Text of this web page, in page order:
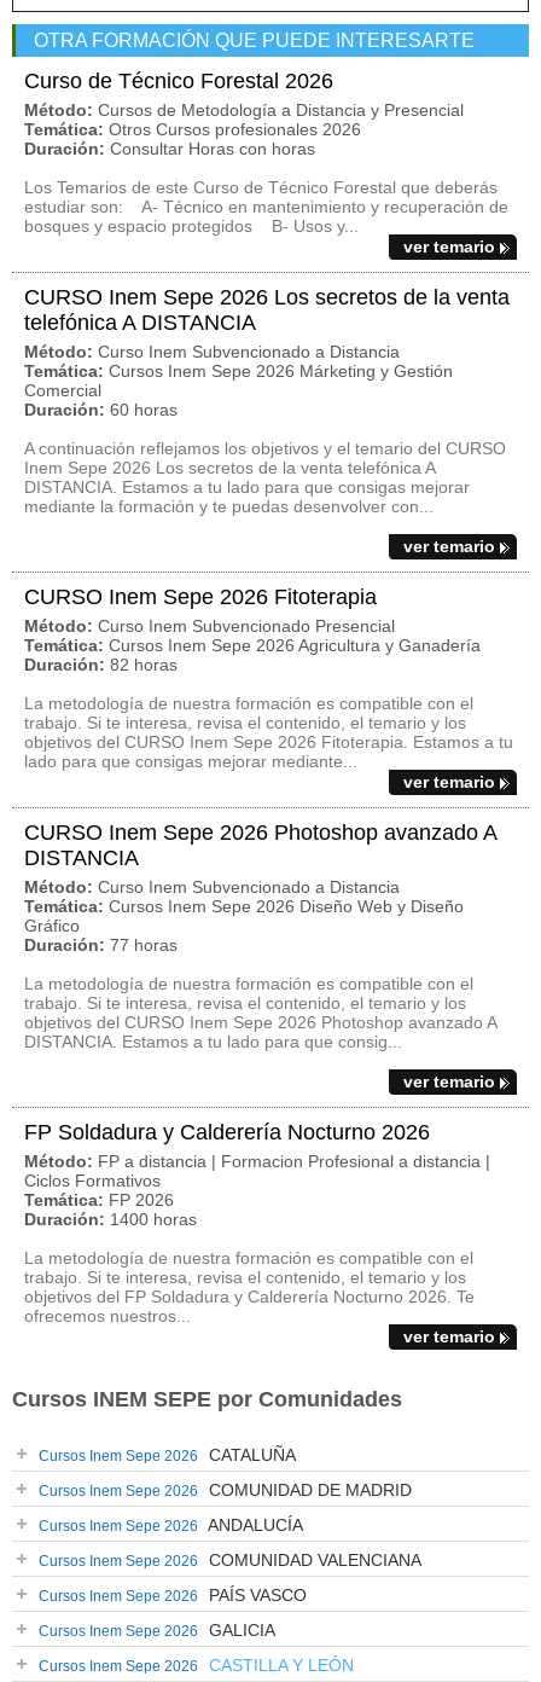
OTRA FORMACIÓN QUE PUEDE INTERESARTE
Curso de Técnico Forestal 2026
Método: Cursos de Metodología a Distancia y Presencial
Temática: Otros Cursos profesionales 2026
Duración: Consultar Horas con horas
Los Temarios de este Curso de Técnico Forestal que deberás
estudiar son: A- Técnico en mantenimiento y recuperación de
bosques y espacio protegidos B- Usos y...
ver temario
CURSO Inem Sepe 2026 Los secretos de la venta
telefónica A DISTANCIA
Método: Curso Inem Subvencionado a Distancia
Temática: Cursos Inem Sepe 2026 Márketing y Gestión
Comercial
Duración: 60 horas
A continuación reflejamos los objetivos y el temario del CURSO
Inem Sepe 2026 Los secretos de la venta telefónica A
DISTANCIA. Estamos a tu lado para que consigas mejorar
mediante la formación y te puedas desenvolver con...
ver temario
CURSO Inem Sepe 2026 Fitoterapia
Método: Curso Inem Subvencionado Presencial
Temática: Cursos Inem Sepe 2026 Agricultura y Ganadería
Duración: 82 horas
La metodología de nuestra formación es compatible con el
trabajo. Si te interesa, revisa el contenido, el temario y los
objetivos del CURSO Inem Sepe 2026 Fitoterapia. Estamos a tu
lado para que consigas mejorar mediante...
ver temario
CURSO Inem Sepe 2026 Photoshop avanzado A
DISTANCIA
Método: Curso Inem Subvencionado a Distancia
Temática: Cursos Inem Sepe 2026 Diseño Web y Diseño
Gráfico
Duración: 77 horas
La metodología de nuestra formación es compatible con el
trabajo. Si te interesa, revisa el contenido, el temario y los
objetivos del CURSO Inem Sepe 2026 Photoshop avanzado A
DISTANCIA. Estamos a tu lado para que consig...
ver temario
FP Soldadura y Calderería Nocturno 2026
Método: FP a distancia | Formacion Profesional a distancia |
Ciclos Formativos
Temática: FP 2026
Duración: 1400 horas
La metodología de nuestra formación es compatible con el
trabajo. Si te interesa, revisa el contenido, el temario y los
objetivos del FP Soldadura y Calderería Nocturno 2026. Te
ofrecemos nuestros...
ver temario
Cursos INEM SEPE por Comunidades
Cursos Inem Sepe 2026 CATALUÑA
Cursos Inem Sepe 2026 COMUNIDAD DE MADRID
Cursos Inem Sepe 2026 ANDALUCÍA
Cursos Inem Sepe 2026 COMUNIDAD VALENCIANA
Cursos Inem Sepe 2026 PAÍS VASCO
Cursos Inem Sepe 2026 GALICIA
Cursos Inem Sepe 2026 CASTILLA Y LEÓN